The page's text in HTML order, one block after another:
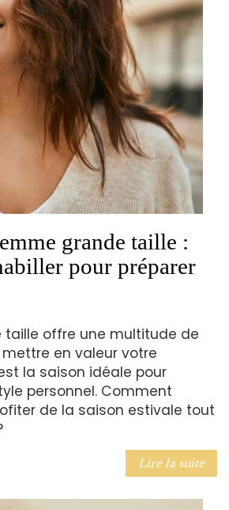
grande taille :
pour préparer
taille offre une multitude de
en valeur votre
la saison idéale pour
personnel. Comment
de la saison estivale tout
Lire la suite